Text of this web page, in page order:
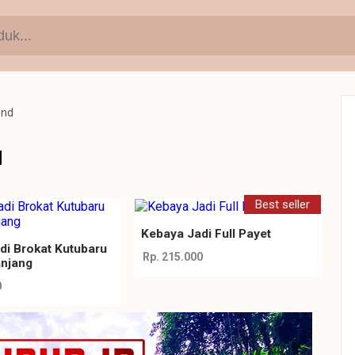
Brokat Kutubaru
Best seller
Kebaya Jadi Full Payet
Rp. 215.000